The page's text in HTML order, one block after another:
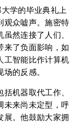
大学的毕业典礼上
观众嘘声。施密特
然连接了人们、
来了负面影响，如
工智能比作计算机
的反感。
机器取代工作、
未来尚未定型，呼
展。他鼓励大家拥